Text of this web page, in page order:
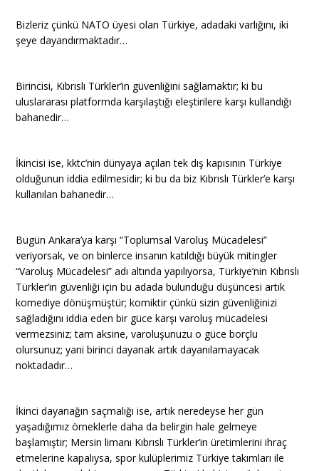
Bizleriz çünkü NATO üyesi olan Türkiye, adadaki varlığını, iki
şeye dayandırmaktadır…
Birincisi, Kıbrıslı Türkler’in güvenliğini sağlamaktır; ki bu
uluslararası platformda karşılaştığı eleştirilere karşı kullandığı
bahanedir…
İkincisi ise, kktc’nin dünyaya açılan tek dış kapısının Türkiye
olduğunun iddia edilmesidir; ki bu da biz Kıbrıslı Türkler’e karşı
kullanılan bahanedir…
Bugün Ankara’ya karşı “Toplumsal Varoluş Mücadelesi”
veriyorsak, ve on binlerce insanın katıldığı büyük mitingler
“Varoluş Mücadelesi” adı altında yapılıyorsa, Türkiye’nin Kıbrıslı
Türkler’in güvenliği için bu adada bulunduğu düşüncesi artık
komediye dönüşmüştür; komiktir çünkü sizin güvenliğinizi
sağladığını iddia eden bir güce karşı varoluş mücadelesi
vermezsiniz; tam aksine, varoluşunuzu o güce borçlu
olursunuz; yani birinci dayanak artık dayanılamayacak
noktadadır…
İkinci dayanağın saçmalığı ise, artık neredeyse her gün
yaşadığımız örneklerle daha da belirgin hale gelmeye
başlamıştır; Mersin limanı Kıbrıslı Türkler’in üretimlerini ihraç
etmelerine kapalıysa, spor kulüplerimiz Türkiye takımları ile